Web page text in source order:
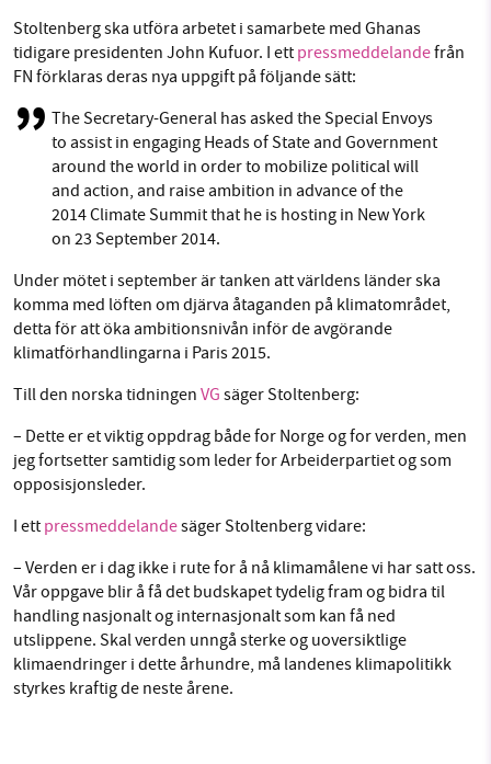
Stoltenberg ska utföra arbetet i samarbete med Ghanas
tidigare presidenten John Kufuor. I ett pressmeddelandefrån
FN förklaras deras nya uppgift på följande sätt:
The Secretary-General has asked the Special Envoys
to assist in engaging Heads of State and Government
around the world in order to mobilize political will
and action, and raise ambition in advance of the
2014 Climate Summit that he is hosting in New York
on 23 September 2014.
Under mötet i september är tanken att världens länder ska
komma med löften om djärva åtaganden på klimatområdet,
detta för att öka ambitionsnivån inför de avgörande
klimatförhandlingarna i Paris 2015.
Till den norska tidningen VG säger Stoltenberg:
– Dette er et viktig oppdrag både for Norge og for verden, men
jeg fortsetter samtidig som leder for Arbeiderpartiet og som
opposisjonsleder.
I ett pressmeddelandesäger Stoltenberg vidare:
– Verden er i dag ikke i rute for å nå klimamålene vi har satt oss.
Vår oppgave blir å få det budskapet tydelig fram og bidra til
handling nasjonalt og internasjonalt som kan få ned
utslippene. Skal verden unngå sterke og uoversiktlige
klimaendringer i dette århundre, må landenes klimapolitikk
styrkes kraftig de neste årene.
nyhetsbevakning och granskningar. Nu vill vi
utveckla vårt arbete – och vi hoppas att du
vill hjälpa oss.
Stötta vårt arbete genom att swisha en slant till
1231368703
Läs vad vi vill göra